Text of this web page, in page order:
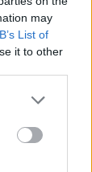
may
List of
it to other
Google
click to
tags to
Google
στο